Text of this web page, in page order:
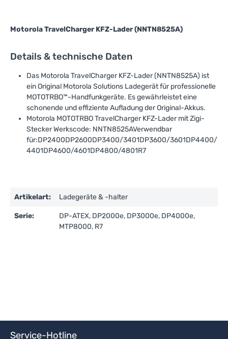
Motorola TravelCharger KFZ-Lader (NNTN8525A)
Details & technische Daten
Das Motorola TravelCharger KFZ-Lader (NNTN8525A) ist
ein Original Motorola Solutions Ladegerät für professionelle
MOTOTRBO™-Handfunkgeräte. Es gewährleistet eine
schonende und effiziente Aufladung der Original-Akkus.
Motorola MOTOTRBO TravelCharger KFZ-Lader mit Zigi-
Stecker Werkscode: NNTN8525AVerwendbar
für:DP2400DP2600DP3400/3401DP3600/3601DP4400/
4401DP4600/4601DP4800/4801R7
Artikelart: Ladegeräte & -halter
Serie:
DP-ATEX, DP2000e, DP3000e, DP4000e,
MTP8000, R7
Service-Hotline